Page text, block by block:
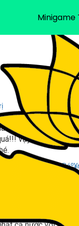
bạn nên trải
song mỗi lần tụ
vậy hãy cùng bỏ
QUẬN 3
nghiệm Jjim Jil
Minigame